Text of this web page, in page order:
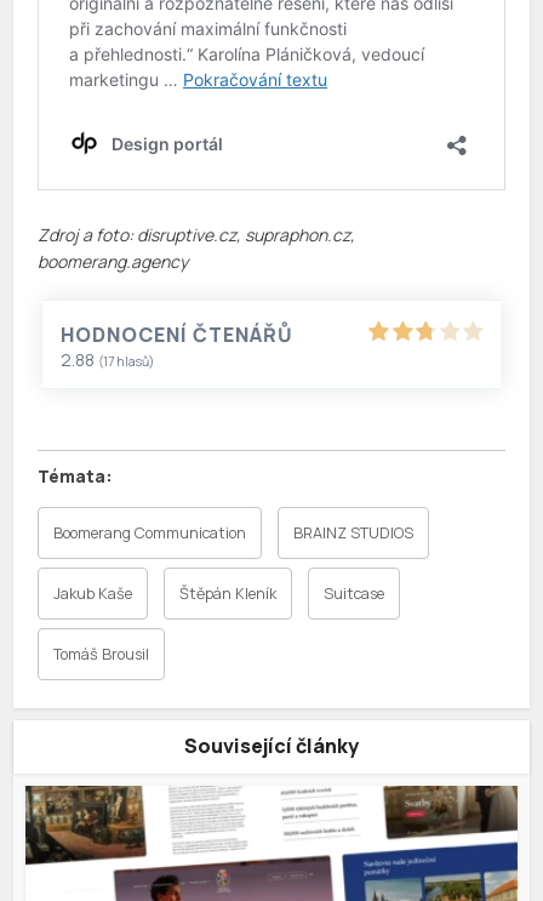
Zdroj a foto: disruptive.cz, supraphon.cz,
boomerang.agency
HODNOCENÍ ČTENÁŘŮ
2.88 (17 hlasů)
Boomerang Communication BRAINZ STUDIOS
Jakub Kaše Štěpán Kleník Suitcase
Tomáš Brousil
Související články